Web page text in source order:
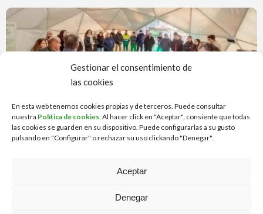
Gestionar el consentimiento de
las cookies
En esta web tenemos cookies propias y de terceros. Puede consultar
nuestra Política de cookies. Al hacer click en "Aceptar", consiente que todas
las cookies se guarden en su dispositivo. Puede configurarlas a su gusto
pulsando en "Configurar" o rechazar su uso clickando "Denegar".
Aceptar
Denegar
La Universitat de Valencia visita Campus Diversia para
explorar enfoques de educación inclusiva